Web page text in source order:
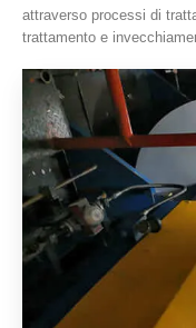
attraverso processi di
trattamento e